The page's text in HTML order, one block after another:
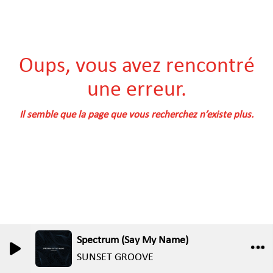
Spectrum (Say My Name)
SUNSET GROOVE
Oups, vous avez rencontré
une erreur.
Il semble que la page que vous recherchez n’existe plus.